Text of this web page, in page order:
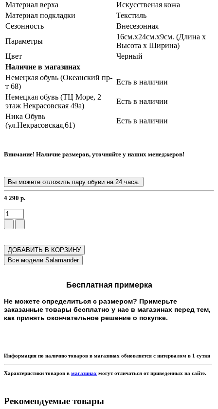
Материал верха
Искусственая кожа
Материал подкладки
Текстиль
Сезонность
Внесезонная
Параметры
16см.х24см.х9см. (Длина х
Высота х Ширина)
Цвет
Черный
Наличие в магазинах
Немецкая обувь (Океанский пр-
т 68)
Есть в наличии
Немецкая обувь (ТЦ Море, 2
этаж Некрасовская 49а)
Есть в наличии
Ника Обувь
(ул.Некрасовская,61)
Есть в наличии
Внимание! Наличие размеров, уточняйте у наших менеджеров!
Вы можете отложить пару обуви на 24 часа.
4 290 р.
ДОБАВИТЬ В КОРЗИНУ
Бесплатная примерка
Не можете определиться с размером? Примерьте
заказанные товары бесплатно у нас в магазинах перед тем,
как принять окончательное решение о покупке.
Информация по наличию товаров в магазинах обновляется с интервалом в 1 сутки
Характеристики товаров в магазинах могут отличаться от приведенных на сайте.
Рекомендуемые товары